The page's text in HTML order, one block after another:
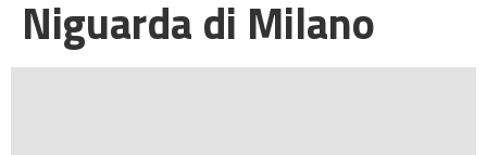
Niguarda di Milano